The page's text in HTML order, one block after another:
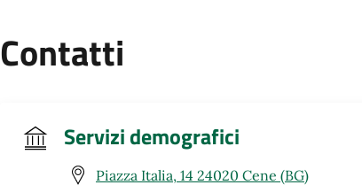
Contatti
Servizi demografici
Piazza Italia, 14 24020 Cene (BG)